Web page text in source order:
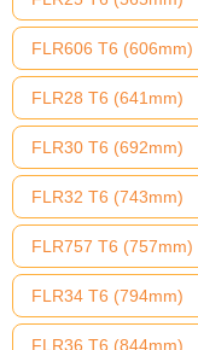
FLR606 T6 (606mm)
FLR28 T6 (641mm)
FLR30 T6 (692mm)
FLR32 T6 (743mm)
FLR757 T6 (757mm)
FLR34 T6 (794mm)
FLR36 T6 (844mm)